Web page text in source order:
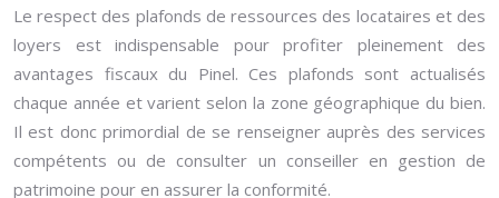
Le respect des plafonds de ressources des locataires et des
loyers est indispensable pour profiter pleinement des
avantages fiscaux du Pinel. Ces plafonds sont actualisés
chaque année et varient selon la zone géographique du bien.
Il est donc primordial de se renseigner auprès des services
compétents ou de consulter un conseiller en gestion de
patrimoine pour en assurer la conformité.